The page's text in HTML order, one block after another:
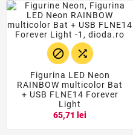
 
Figurina LED Neon
RAINBOW multicolor Bat
+ USB FLNE14 Forever
Light
65,71 lei